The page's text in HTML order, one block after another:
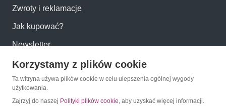
Zwroty i reklamacje
Jak kupować?
Newsletter
Konto
Moje konto
Korzystamy z plików cookie
Ta witryna używa plików cookie w celu ulepszenia ogólnej wygody
użytkowania.
Zajrzyj do naszej Polityki plików cookie, aby uzyskać więcej informacji.